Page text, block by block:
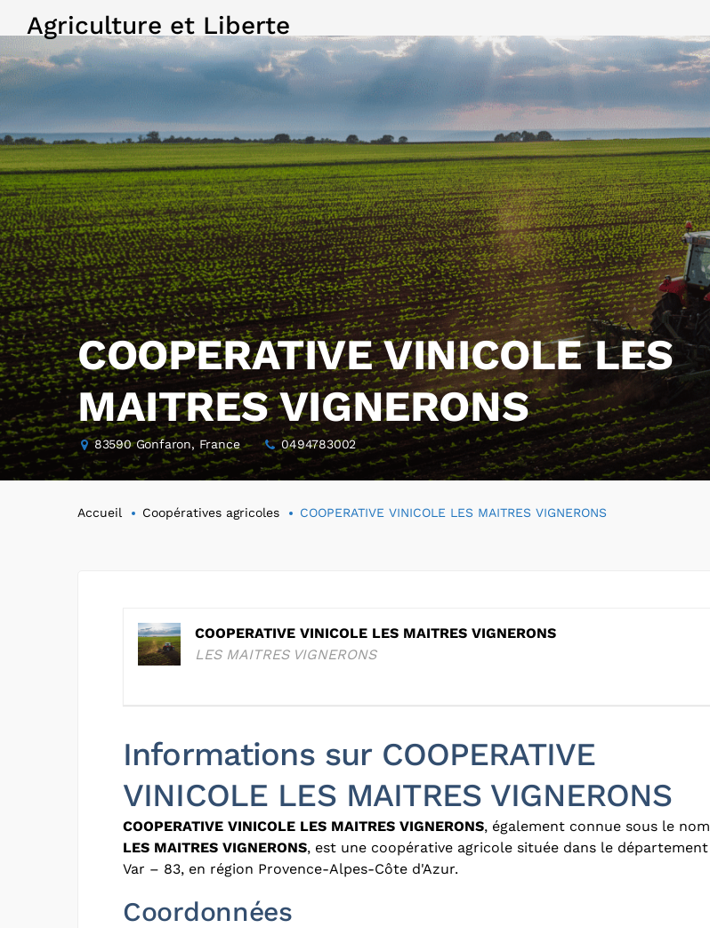
Agriculture et Liberte
COOPERATIVE VINICOLE LES
MAITRES VIGNERONS
83590 Gonfaron, France 0494783002
Accueil Coopératives agricoles COOPERATIVE VINICOLE LES MAITRES VIGNERONS
COOPERATIVE VINICOLE LES MAITRES VIGNERONS
LES MAITRES VIGNERONS
Informations sur COOPERATIVE
VINICOLE LES MAITRES VIGNERONS
COOPERATIVE VINICOLE LES MAITRES VIGNERONS, également connue sous le nom
LES MAITRES VIGNERONS, est une coopérative agricole située dans le département
Var – 83, en région Provence-Alpes-Côte d'Azur.
Coordonnées